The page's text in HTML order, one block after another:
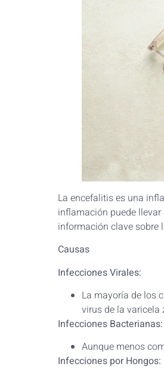
La encefalitis es una
inflamación puede
información clave sobre
Causas
Infecciones Virales:
La mayoría de los
virus de la varicela
Infecciones Bacterianas:
Aunque menos
Infecciones por Hongos: